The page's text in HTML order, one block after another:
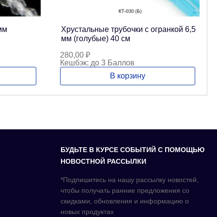
Хрустальные трубочки с огранкой 6,5
мм (голубые) 40 см
280,00 ₽
Кешбэк: до 3 Баллов
В корзину
БУДЬТЕ В КУРСЕ СОБЫТИЙ С ПОМОЩЬЮ
НОВОСТНОЙ РАССЫЛКИ
*Подпишитесь на нашу рассылку новостей,
чтобы получать ранние предложения со
скидками, обновления и информацию о
новых продуктах